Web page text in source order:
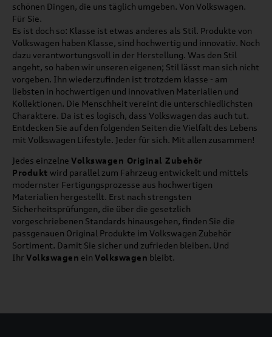
schönen Dingen, die uns täglich umgeben. Von Volkswagen.
Für Sie.
Es ist doch so: Klasse ist etwas anderes als Stil. Produkte von
Volkswagen haben Klasse, sind hochwertig und innovativ. Noch
dazu verantwortungsvoll in der Herstellung. Was den Stil
angeht, so haben wir unseren eigenen; Stil lässt man sich nicht
vorgeben. Ihn wiederzufinden ist trotzdem klasse - am
liebsten in hochwertigen und innovativen Materialien und
Kollektionen. Die Menschheit vereint die unterschiedlichsten
Charaktere. Da ist es logisch, dass Volkswagen das auch tut.
Entdecken Sie auf den folgenden Seiten die Vielfalt des Lebens
mit Volkswagen Lifestyle. Jeder für sich. Mit allen zusammen!
Jedes einzelne Volkswagen Original Zubehör
Produkt wird parallel zum Fahrzeug entwickelt und mittels
modernster Fertigungsprozesse aus hochwertigen
Materialien hergestellt. Erst nach strengsten
Sicherheitsprüfungen, die über die gesetzlich
vorgeschriebenen Standards hinausgehen, finden Sie die
passgenauen Original Produkte im Volkswagen Zubehör
Sortiment. Damit Sie sicher und zufrieden bleiben. Und
Ihr Volkswagen ein Volkswagen bleibt.